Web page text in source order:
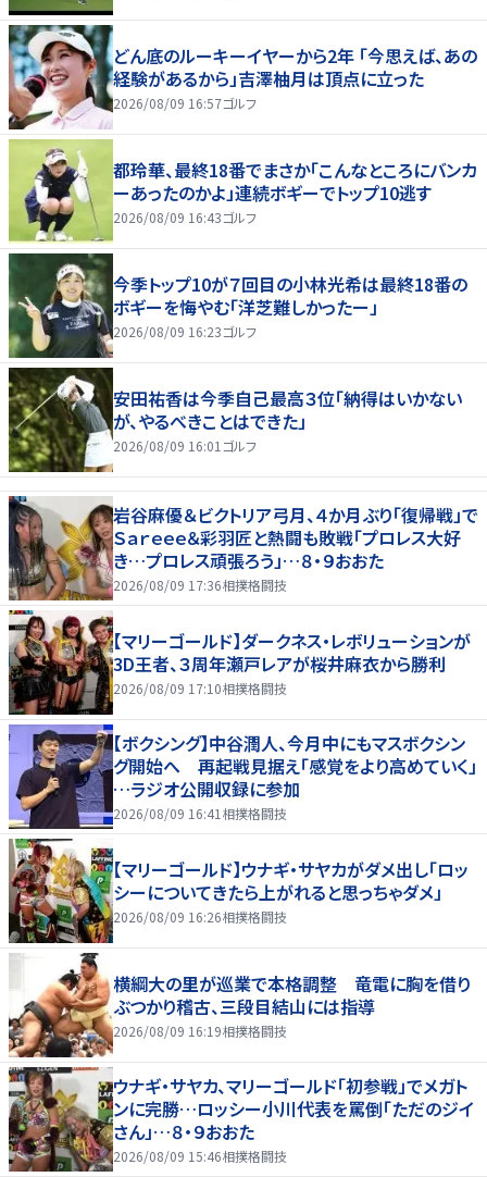
どん底のルーキーイヤーから2年 「今思えば、あの
経験があるから」吉澤柚月は頂点に立った
2026/08/09 16:57ゴルフ
都玲華、最終18番でまさか「こんなところにバンカ
ーあったのかよ」連続ボギーでトップ10逃す
2026/08/09 16:43ゴルフ
今季トップ10が７回目の小林光希は最終18番の
ボギーを悔やむ「洋芝難しかったー」
2026/08/09 16:23ゴルフ
安田祐香は今季自己最高３位「納得はいかない
が、やるべきことはできた」
2026/08/09 16:01 ゴルフ
岩谷麻優＆ビクトリア弓月、４か月ぶり「復帰戦」で
Ｓａｒｅｅｅ＆彩羽匠と熱闘も敗戦「プロレス大好
き…プロレス頑張ろう」…８・９おおた
2026/08/09 17:36相撲格闘技
【マリーゴールド】ダークネス・レボリューションが
3D王者、３周年瀬戸レアが桜井麻衣から勝利
2026/08/09 17:10相撲格闘技
【ボクシング】中谷潤人、今月中にもマスボクシン
グ開始へ 再起戦見据え「感覚をより高めていく」
…ラジオ公開収録に参加
2026/08/09 16:41 相撲格闘技
【マリーゴールド】ウナギ・サヤカがダメ出し「ロッ
シーについてきたら上がれると思っちゃダメ」
2026/08/09 16:26相撲格闘技
横綱大の里が巡業で本格調整 竜電に胸を借り
ぶつかり稽古、三段目結山には指導
2026/08/09 16:19相撲格闘技
ウナギ・サヤカ、マリーゴールド「初参戦」でメガト
ンに完勝…ロッシー小川代表を罵倒「ただのジイ
さん」…８・９おおた
2026/08/09 15:46相撲格闘技